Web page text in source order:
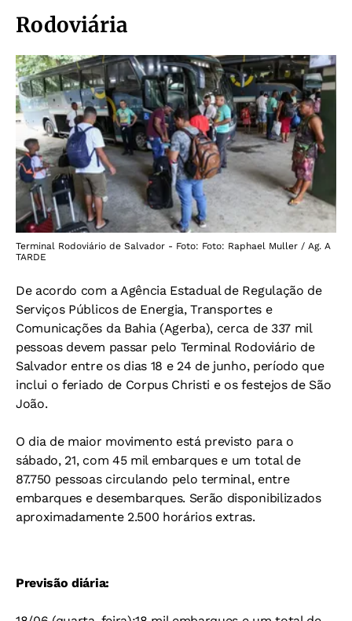
Rodoviária
Terminal Rodoviário de Salvador - Foto: Foto: Raphael Muller / Ag. A
TARDE
De acordo com a Agência Estadual de Regulação de
Serviços Públicos de Energia, Transportes e
Comunicações da Bahia (Agerba), cerca de 337 mil
pessoas devem passar pelo Terminal Rodoviário de
Salvador entre os dias 18 e 24 de junho, período que
inclui o feriado de Corpus Christi e os festejos de São
João.
O dia de maior movimento está previsto para o
sábado, 21, com 45 mil embarques e um total de
87.750 pessoas circulando pelo terminal, entre
embarques e desembarques. Serão disponibilizados
aproximadamente 2.500 horários extras.
Previsão diária: